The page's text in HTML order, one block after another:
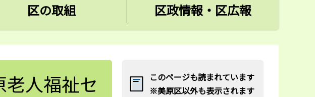
区の取組 区政情報・区広報
人福祉セ
このページも読まれています
※美原区以外も表示されます